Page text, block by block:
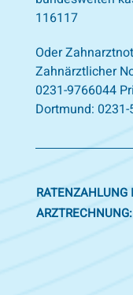
116117
Oder
Zahnärztlicher
0231-9766044
Dortmund:
RATENZAHLUNG
ARZTRECHNUNG: